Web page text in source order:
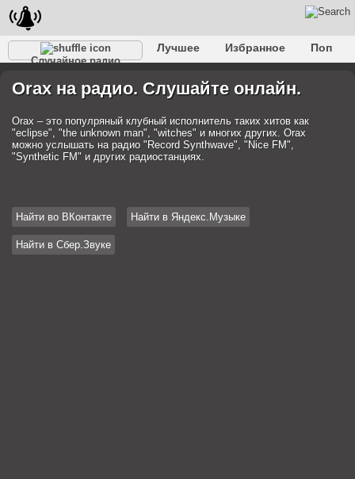
Случайное радио
Лучшее Избранное
Поп
Разговорное
Рэп Транс Дип-хаус
Фолк
Orax на радио. Слушайте онлайн.
Orax – это популряный клубный исполнитель таких хитов как
"eclipse", "the unknown man", "witches" и многих других. Orax
можно услышать на радио "Record Synthwave", "Nice FM",
"Synthetic FM" и других радиостанциях.
Найти во ВКонтакте Найти в Яндекс.Музыке
Найти в Сбер.Звуке